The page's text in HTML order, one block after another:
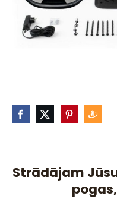
Strādājam